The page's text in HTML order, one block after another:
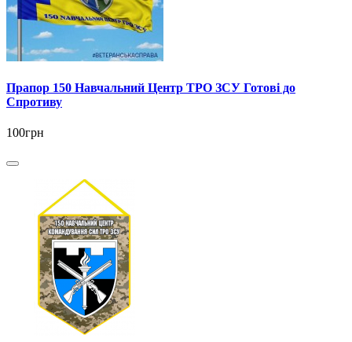
Прапор 150 Навчальний Центр ТРО ЗСУ Готові до
Спротиву
100грн